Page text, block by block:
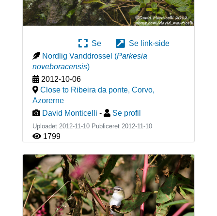
Se
Se link-side
Nordlig Vanddrossel (Parkesia
noveboracensis)
2012-10-06
Close to Ribeira da ponte, Corvo,
Azorerne
David Monticelli - Se profil
Uploadet 2012-11-10 Publiceret 2012-11-10
1799